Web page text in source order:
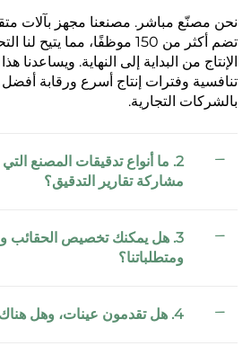
نحن مصنّع مباشر. مصنعنا مجهز بآلات
تضم أكثر من 150 موظفًا، مما
الإنتاج من البداية إلى النهاية. ويساعدنا
تنافسية وفترات إنتاج أسرع ورقابة
بالشركات التجارية.
2. ما أنواع تدقيقات المصنع
مشاركة تقارير التدقيق؟
3. هل يمكنك تخصيص الحقائب
ومتطلباتنا؟
4. هل تقدمون عينات، وهل هناك رسوم مقابلها؟